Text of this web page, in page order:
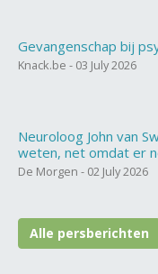
Gevangenschap bij
Knack.be - 03 July 2026
Neuroloog John van
weten, net omdat er
De Morgen - 02 July 2026
Alle persberichten